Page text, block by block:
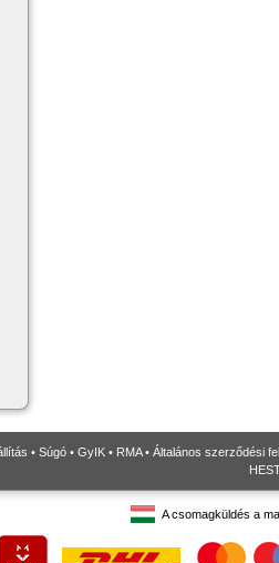
• Súgó • GyIK • RMA• Általános szerződési
A csomagküldés a